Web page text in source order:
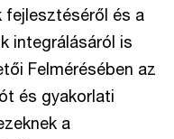
fejlesztéséről és a
integrálásáról is
Felmérésében az
és gyakorlati
a